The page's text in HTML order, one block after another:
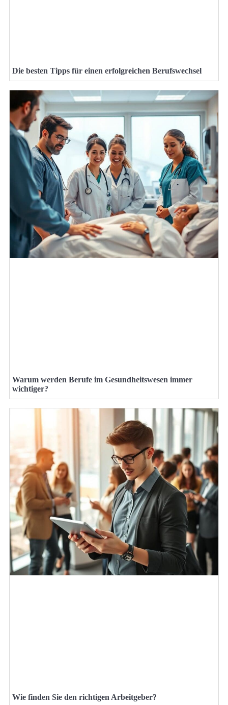
Die besten Tipps für einen erfolgreichen Berufswechsel
Warum werden Berufe im Gesundheitswesen immer
wichtiger?
Wie finden Sie den richtigen Arbeitgeber?